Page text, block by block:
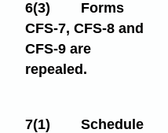
6(3)
Forms
CFS-7, CFS-8 and
CFS-9 are
repealed.
7(1)
Schedule